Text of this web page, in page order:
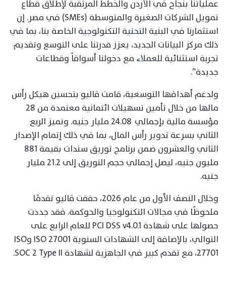
عملياتنا بنجاح في الأردن والخطط المرتقبة لإطلاق قطاع
تمويل الشركات الصغيرة والمتوسطة (SMEs) في مصر. إن
استثمارنا في البنية التحتية التكنولوجية الخاصة بنا، بما في
ذلك مركز البيانات الجديد، يعزز قدرتنا على التوسع وتقديم
تجربة استثنائية للعملاء مع دخولنا أسواقاً وقطاعات
جديدة”.
ولدعم أهدافها التوسعية، قامت ڤاليو بتحسين هيكل رأس
مالها من خلال تأمين تسهيلات ائتمانية معتمدة من 28
مؤسسة مالية بإجمالي 24.08 مليار جنيه. وتميز الربع
الثاني بسرعة تدوير رأس المال، بما في ذلك إتمام الإصدار
الثاني والعشرون ضمن برنامج توريق سندات بقيمة 881
مليون جنيه، ليصل إجمالي حجم التوريق إلى 21.2 مليار
جنيه.
وخلال النصف الأول من عام 2026، حققت ڤاليو تقدمًا
ملحوظًا في مجالات التكنولوجيا والحوكمة. فقد جددت
حصولها على شهادة PCI DSS v4.0.1 للعام الرابع على
التوالي، بالإضافة إلى الشهادات السنوية ISO 27001 وISO
27701، مع تقدم كبير في الجاهزية لشهادة SOC 2 Type II.